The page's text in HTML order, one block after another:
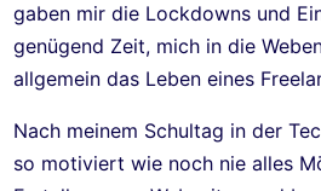
gaben mir die Lockdowns und
genügend Zeit, mich in die
allgemein das Leben eines
Nach meinem Schultag in der
so motiviert wie noch nie alles